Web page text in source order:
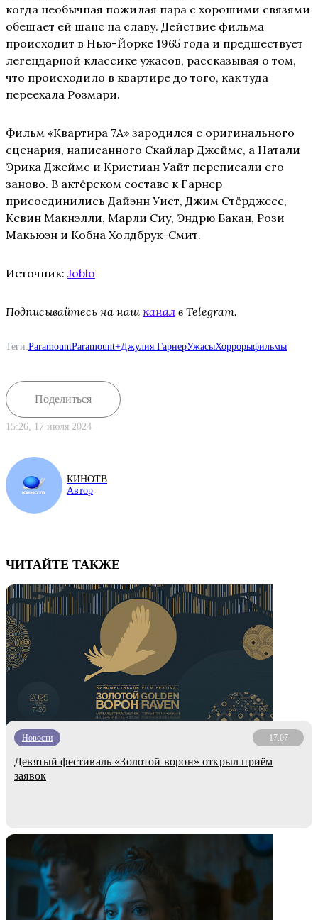
когда необычная пожилая пара с хорошими связями
обещает ей шанс на славу. Действие фильма
происходит в Нью-Йорке 1965 года и предшествует
легендарной классике ужасов, рассказывая о том,
что происходило в квартире до того, как туда
переехала Розмари.
Фильм «Квартира 7А» зародился с оригинального
сценария, написанного Скайлар Джеймс, а Натали
Эрика Джеймс и Кристиан Уайт переписали его
заново. В актёрском составе к Гарнер
присоединились Дайэнн Уист, Джим Стёрджесс,
Кевин Макнэлли, Марли Сиу, Эндрю Бакан, Рози
Макьюэн и Кобна Холдбрук-Смит.
Источник: Joblo
Подписывайтесь на наш канал в Telegram.
Теги:ParamountParamount+Джулия ГарнерУжасыХоррорыфильмы
Поделиться
15:26, 17 июля 2024
КИНОТВ
Автор
ЧИТАЙТЕ ТАКЖЕ
Новости 17.07
Девятый фестиваль «Золотой ворон» открыл приём
заявок